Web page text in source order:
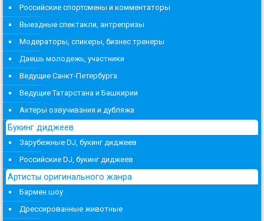
Российские спортсмены и комментаторы
Выездные спектакли, антрепризы
Модераторы, спикеры, бизнес тренеры
Даешь молодежь, участники
Ведущие Санкт-Петербурга
Ведущие Татарстана и Башкирии
Актеры озвучивания и дубляжа
Букинг диджеев
Зарубежные DJ, букинг диджеев
Российские DJ, букинг диджеев
Артисты оригинального жанра
Бармен шоу
Дрессированные животные